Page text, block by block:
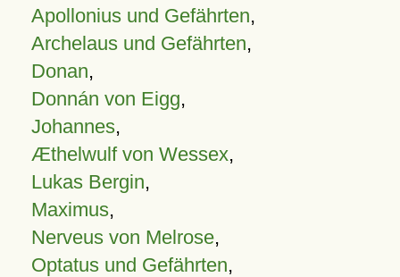
Apollonius und Gefährten,
Archelaus und Gefährten,
Donan,
Donnán von Eigg,
Johannes,
Æthelwulf von Wessex,
Lukas Bergin,
Maximus,
Nerveus von Melrose,
Optatus und Gefährten,